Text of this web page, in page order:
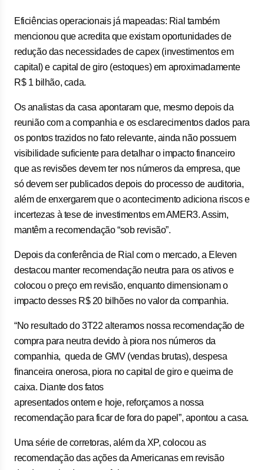
Eficiências operacionais já mapeadas: Rial também
mencionou que acredita que existam oportunidades de
redução das necessidades de capex (investimentos em
capital) e capital de giro (estoques) em aproximadamente
R$ 1 bilhão, cada.
Os analistas da casa apontaram que, mesmo depois da
reunião com a companhia e os esclarecimentos dados para
os pontos trazidos no fato relevante, ainda não possuem
visibilidade suficiente para detalhar o impacto financeiro
que as revisões devem ter nos números da empresa, que
só devem ser publicados depois do processo de auditoria,
além de enxergarem que o acontecimento adiciona riscos e
incertezas à tese de investimentos em AMER3. Assim,
mantêm a recomendação “sob revisão”.
Depois da conferência de Rial com o mercado, a Eleven
destacou manter recomendação neutra para os ativos e
colocou o preço em revisão, enquanto dimensionam o
impacto desses R$ 20 bilhões no valor da companhia.
“No resultado do 3T22 alteramos nossa recomendação de
compra para neutra devido à piora nos números da
companhia, queda de GMV (vendas brutas), despesa
financeira onerosa, piora no capital de giro e queima de
caixa. Diante dos fatos
apresentados ontem e hoje, reforçamos a nossa
recomendação para ficar de fora do papel”, apontou a casa.
Uma série de corretoras, além da XP, colocou as
recomendação das ações da Americanas em revisão